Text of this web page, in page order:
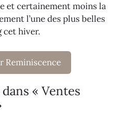
et certainement moins la
l’une des plus belles
cet hiver.
Reminiscence
« Ventes